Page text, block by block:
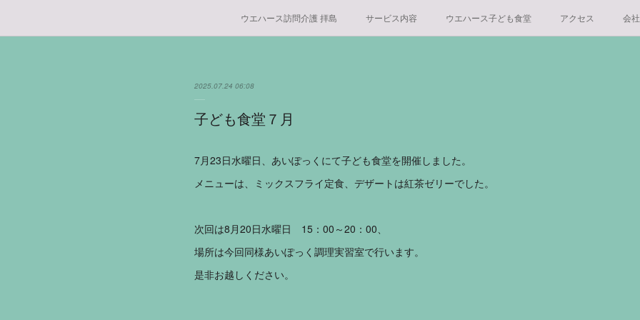
ウエハース訪問介護 拝島 サービス内容 ウエハース子ども食堂 アクセス 会
2025.07.24 06:08
子ども食堂７月
7月23日水曜日、あいぽっくにて子ども食堂を開催しました。
メニューは、ミックスフライ定食、デザートは紅茶ゼリーでした。
次回は8月20日水曜日 15：00～20：00、
場所は今回同様あいぽっく調理実習室で行います。
是非お越しください。